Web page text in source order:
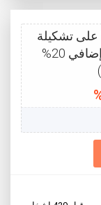
خصم يصل إلى 70% على تشكيلة
ملابس الأطفال الفاخرة | خصم إضافي 20%